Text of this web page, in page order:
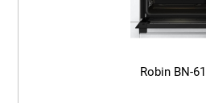
Robin BN-